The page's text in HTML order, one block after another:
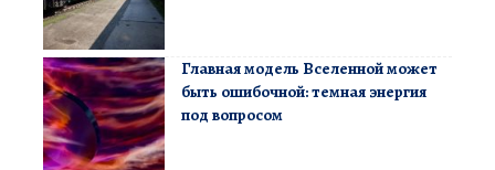
Главная модель Вселенной может
быть ошибочной: темная энергия
под вопросом